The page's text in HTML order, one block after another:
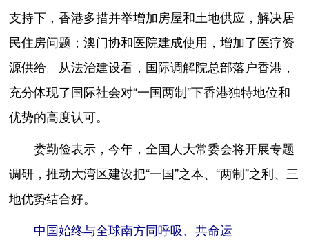
支持下，香港多措并举增加房屋和土地供应，解决居
民住房问题；澳门协和医院建成使用，增加了医疗资
源供给。从法治建设看，国际调解院总部落户香港，
充分体现了国际社会对“一国两制”下香港独特地位和
优势的高度认可。
娄勤俭表示，今年，全国人大常委会将开展专题
调研，推动大湾区建设把“一国”之本、“两制”之利、三
地优势结合好。
中国始终与全球南方同呼吸、共命运